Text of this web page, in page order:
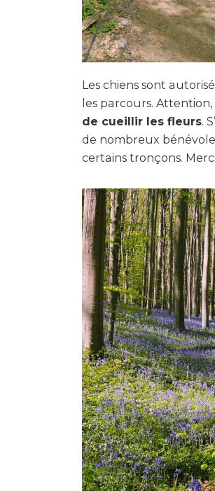
Les chiens sont
les parcours. Attention,
de cueillir les fleurs.
de nombreux
certains tronçons.